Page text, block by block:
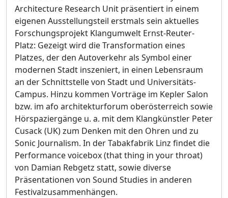
Architecture Research Unit präsentiert in einem
eigenen Ausstellungsteil erstmals sein aktuelles
Forschungsprojekt Klangumwelt Ernst-Reuter-
Platz: Gezeigt wird die Transformation eines
Platzes, der den Autoverkehr als Symbol einer
modernen Stadt inszeniert, in einen Lebensraum
an der Schnittstelle von Stadt und Universitäts-
Campus. Hinzu kommen Vorträge im Kepler Salon
bzw. im afo architekturforum oberösterreich sowie
Hörspaziergänge u. a. mit dem Klangkünstler Peter
Cusack (UK) zum Denken mit den Ohren und zu
Sonic Journalism. In der Tabakfabrik Linz findet die
Performance voicebox (that thing in your throat)
von Damian Rebgetz statt, sowie diverse
Präsentationen von Sound Studies in anderen
Festivalzusammenhängen.